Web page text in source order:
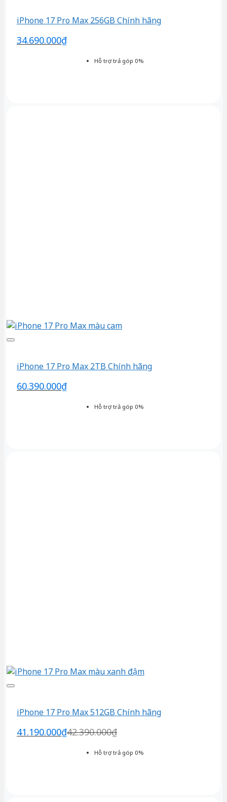
Hỗ trợ trả góp 0%
iPhone 17 Pro Max 256GB Chính hãng
34.690.000₫
Hỗ trợ trả góp 0%
iPhone 17 Pro Max 2TB Chính hãng
60.390.000₫
Hỗ trợ trả góp 0%
iPhone 17 Pro Max 512GB Chính hãng
41.190.000₫42.390.000₫